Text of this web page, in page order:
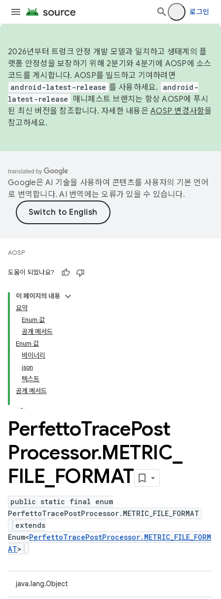
로그인
2026년부터 트렁크 안정 개발 모델과 일치하고 생태계의 플
랫폼 안정성을 보장하기 위해 2분기와 4분기에 AOSP에 소스
코드를 게시합니다. AOSP를 빌드하고 기여하려면
android-latest-release 를 사용하세요.
android-
latest-release
매니페스트 브랜치는 항상 AOSP에 푸시
된 최신 버전을 참조합니다. 자세한 내용은 AOSP 변경사항을
참고하세요.
Google은 AI 기술을 사용하여 콘텐츠를 사용자의 기본 언어
로 번역합니다. AI 번역에는 오류가 있을 수 있습니다.
AOSP
도움이 되었나요?
이 페이지의 내용
요약
Enum 값
공개 메서드
Enum 값
바이너리
json
텍스트
공개 메서드
PerfettoTracePost
Processor.METRIC
FILE FORMAT
public static final enum
PerfettoTracePostProcessor.METRIC_FILE_FORMAT
extends
Enum<PerfettoTracePostProcessor.METRIC_FILE_FORM
AT>
java.lang.Object